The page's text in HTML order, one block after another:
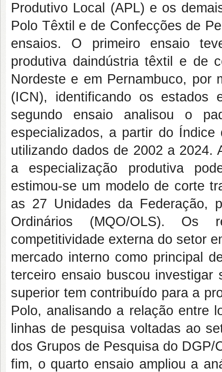
Produtivo Local (APL) e os
Polo Têxtil e de Confecções de
ensaios. O primeiro ensaio
produtiva daindústria têxtil e de
Nordeste e em Pernambuco, por
(ICN), identificando os estados
segundo ensaio analisou o
especializados, a partir do Índice
utilizando dados de 2002 a 2024.
a especialização produtiva
estimou-se um modelo de corte
as 27 Unidades da Federação,
Ordinários (MQO/OLS). Os
competitividade externa do setor
mercado interno como principal
terceiro ensaio buscou
superior tem contribuído para a
Polo, analisando a relação entre
linhas de pesquisa voltadas ao
dos Grupos de Pesquisa do DGP/
fim, o quarto ensaio ampliou a